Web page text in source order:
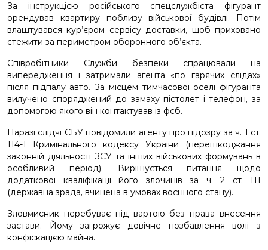
За інструкцією російського спецслужбіста фігурант
орендував квартиру поблизу військової будівлі. Потім
влаштувався кур’єром сервісу доставки, щоб приховано
стежити за периметром оборонного об’єкта.
Співробітники Служби безпеки спрацювали на
випередження і затримали агента «по гарячих слідах»
після підпалу авто. За місцем тимчасової оселі фігуранта
вилучено споряджений до замаху пістолет і телефон, за
допомогою якого він контактував із фсб.
Наразі слідчі СБУ повідомили агенту про підозру за ч. 1 ст.
114-1 Кримінального кодексу України (перешкоджання
законній діяльності ЗСУ та інших військових формувань в
особливий період). Вирішується питання щодо
додаткової кваліфікації його злочинів за ч. 2 ст. 111
(державна зрада, вчинена в умовах воєнного стану).
Зловмисник перебуває під вартою без права внесення
застави. Йому загрожує довічне позбавлення волі з
конфіскацією майна.